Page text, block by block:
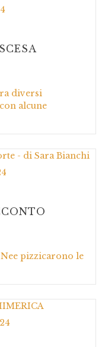
diversi
alcune
pizzicarono le